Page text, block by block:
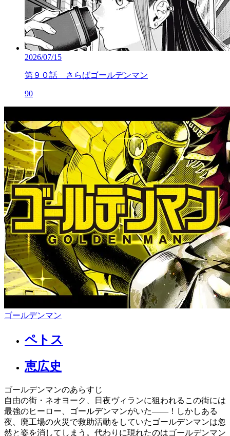
2026/07/15
第９０話 さらばゴールデンマン
90
ゴールデンマン
ペトス
恵広史
ゴールデンマンのあらすじ
自由の街・ネオヨーク、日夜ヴィランに狙われるこの街には
最強のヒーロー、ゴールデンマンがいた――！しかしある
夜、廃工場の火災で救助活動をしていたゴールデンマンは忽
然と姿を消してしまう。代わりに現れたのはゴールデンマン